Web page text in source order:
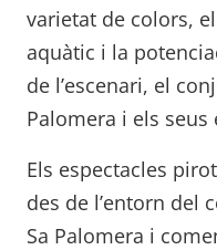
varietat de colors,
aquàtic i la
de l’escenari, el
Palomera i els seus
Els espectacles
des de l’entorn del
Sa Palomera i